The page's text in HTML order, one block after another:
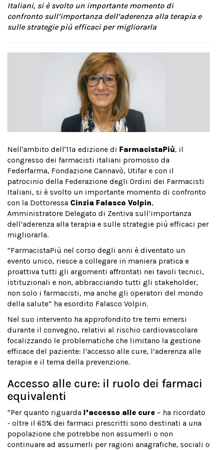
Italiani, si è svolto un importante momento di
confronto sull’importanza dell’aderenza alla terapia e
sulle strategie più efficaci per migliorarla
Nell'ambito dell'11ª edizione di FarmacistaPiù, il
congresso dei farmacisti italiani promosso da
Federfarma, Fondazione Cannavò, Utifar e con il
patrocinio della Federazione degli Ordini dei Farmacisti
Italiani, si è svolto un importante momento di confronto
con la Dottoressa Cinzia Falasco Volpin,
Amministratore Delegato di Zentiva sull’importanza
dell’aderenza alla terapia e sulle strategie più efficaci per
migliorarla.
“FarmacistaPiù nel corso degli anni è diventato un
evento unico, riesce a collegare in maniera pratica e
proattiva tutti gli argomenti affrontati nei tavoli tecnici,
istituzionali e non, abbracciando tutti gli stakeholder,
non solo i farmacisti, ma anche gli operatori del mondo
della salute” ha esordito Falasco Volpin.
Nel suo intervento ha approfondito tre temi emersi
durante il convegno, relativi al rischio cardiovascolare
focalizzando le problematiche che limitano la gestione
efficace del paziente: l’accesso alle cure, l’aderenza alle
terapie e il tema della prevenzione.
Accesso alle cure: il ruolo dei farmaci
equivalenti
“Per quanto riguarda l’accesso alle cure – ha ricordato
- oltre il 65% dei farmaci prescritti sono destinati a una
popolazione che potrebbe non assumerli o non
continuare ad assumerli per ragioni anagrafiche, sociali o